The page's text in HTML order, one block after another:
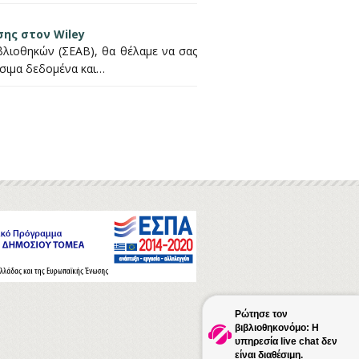
Ρώτησε τον
βιβλιοθηκονόμο: Η
υπηρεσία live chat δεν
είναι διαθέσιμη.
στον Wiley
(ΣΕΑΒ), θα θέλαμε να σας
δεδομένα και…